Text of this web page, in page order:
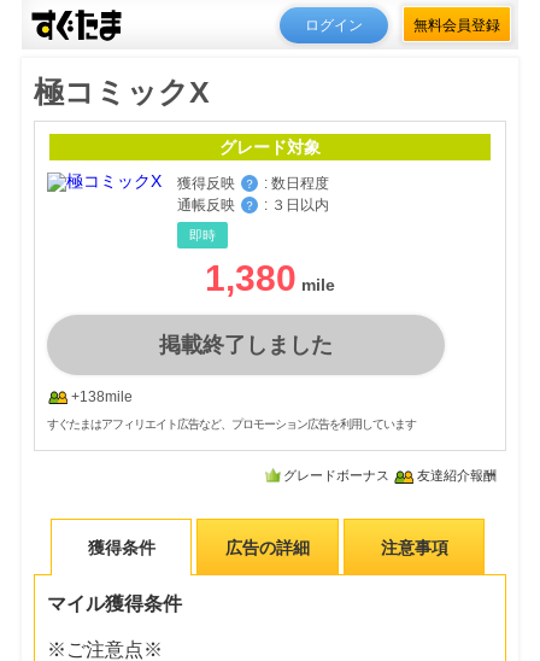
ログイン 無料会員登録
極コミックX
グレード対象
獲得反映 ？ : 数日程度
通帳反映
？ : ３日以内
即時
1,380
掲載終了しました
+138mile
すぐたまはアフィリエイト広告など、プロモーション広告を利用しています
グレードボーナス 友達紹介報酬
獲得条件 広告の詳細 注意事項
マイル獲得条件
※ご注意点※